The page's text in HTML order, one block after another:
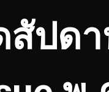
สัปด